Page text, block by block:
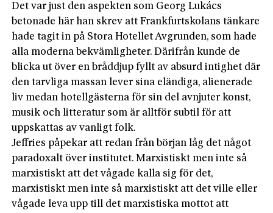
Det var just den aspekten som Georg Lukács
betonade här han skrev att Frankfurtskolans tänkare
hade tagit in på Stora Hotellet Avgrunden, som hade
alla moderna bekvämligheter. Därifrån kunde de
blicka ut över en bråddjup fyllt av absurd intighet där
den tarvliga massan lever sina eländiga, alienerade
liv medan hotellgästerna för sin del avnjuter konst,
musik och litteratur som är alltför subtil för att
uppskattas av vanligt folk.
Jeffries påpekar att redan från början låg det något
paradoxalt över institutet. Marxistiskt men inte så
marxistiskt att det vågade kalla sig för det,
marxistiskt men inte så marxistiskt att det ville eller
vågade leva upp till det marxistiska mottot att